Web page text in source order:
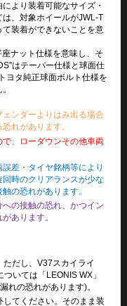
より装着可能なサイズ・
、対象ホイールがJWL-T
装着ができないことを意
座ナット仕様を意味し、そ
はテーパー仕様と球面仕
ヨタ純正球面ボルト仕様を
ンダーよりはみ出る場合
れがあります。
、ローダウンその他車両
差・タイヤ銘柄等により
時のクリアランスが少な
の恐れがあります。
の接触の恐れ、かつイン
あります。
だし、V37スカイライ
いては「LEONIS WX」
れの恐れがあります)。
てください。そのまま装